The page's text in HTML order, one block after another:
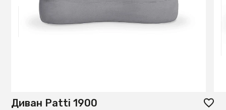
Диван Patti 1900